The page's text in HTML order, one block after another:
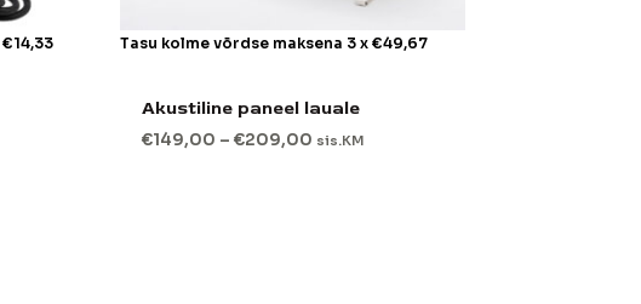
€14,33 Tasu kolme võrdse maksena 3 x €49,67
Akustiline paneel lauale
€149,00 – €209,00 sis.KM